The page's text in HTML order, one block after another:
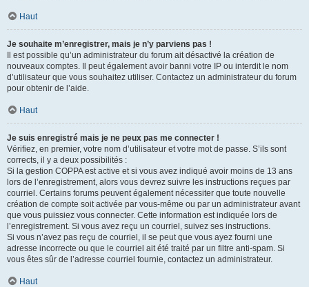
Haut
Je souhaite m’enregistrer, mais je n’y parviens pas !
Il est possible qu’un administrateur du forum ait désactivé la création de
nouveaux comptes. Il peut également avoir banni votre IP ou interdit le nom
d’utilisateur que vous souhaitez utiliser. Contactez un administrateur du forum
pour obtenir de l’aide.
Haut
Je suis enregistré mais je ne peux pas me connecter !
Vérifiez, en premier, votre nom d’utilisateur et votre mot de passe. S’ils sont
corrects, il y a deux possibilités :
Si la gestion COPPA est active et si vous avez indiqué avoir moins de 13 ans
lors de l’enregistrement, alors vous devrez suivre les instructions reçues par
courriel. Certains forums peuvent également nécessiter que toute nouvelle
création de compte soit activée par vous-même ou par un administrateur avant
que vous puissiez vous connecter. Cette information est indiquée lors de
l’enregistrement. Si vous avez reçu un courriel, suivez ses instructions.
Si vous n’avez pas reçu de courriel, il se peut que vous ayez fourni une
adresse incorrecte ou que le courriel ait été traité par un filtre anti-spam. Si
vous êtes sûr de l’adresse courriel fournie, contactez un administrateur.
Haut